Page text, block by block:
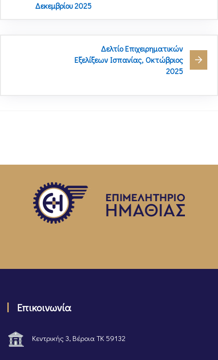
Δεκεμβρίου 2025
Δελτίο Επιχειρηματικών
Εξελίξεων Ισπανίας, Οκτώβριος
2025
Επικοινωνία
Κεντρικής 3, Βέροια ΤΚ 59132